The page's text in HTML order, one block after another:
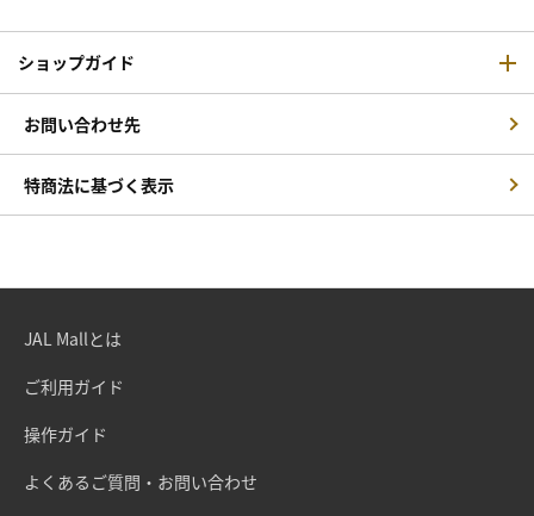
ショップガイド
お問い合わせ先
特商法に基づく表示
JAL Mallとは
ご利用ガイド
操作ガイド
よくあるご質問・お問い合わせ